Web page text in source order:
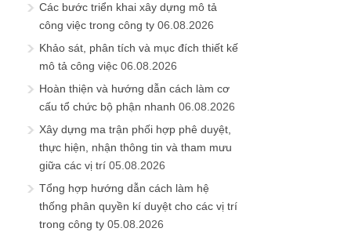
Các bước triển khai xây dựng mô tả
công việc trong công ty 06.08.2026
Khảo sát, phân tích và mục đích thiết kế
mô tả công việc 06.08.2026
Hoàn thiện và hướng dẫn cách làm cơ
cấu tổ chức bộ phận nhanh 06.08.2026
Xây dựng ma trận phối hợp phê duyệt,
thực hiện, nhận thông tin và tham mưu
giữa các vị trí 05.08.2026
Tổng hợp hướng dẫn cách làm hệ
thống phân quyền kí duyệt cho các vị trí
trong công ty 05.08.2026